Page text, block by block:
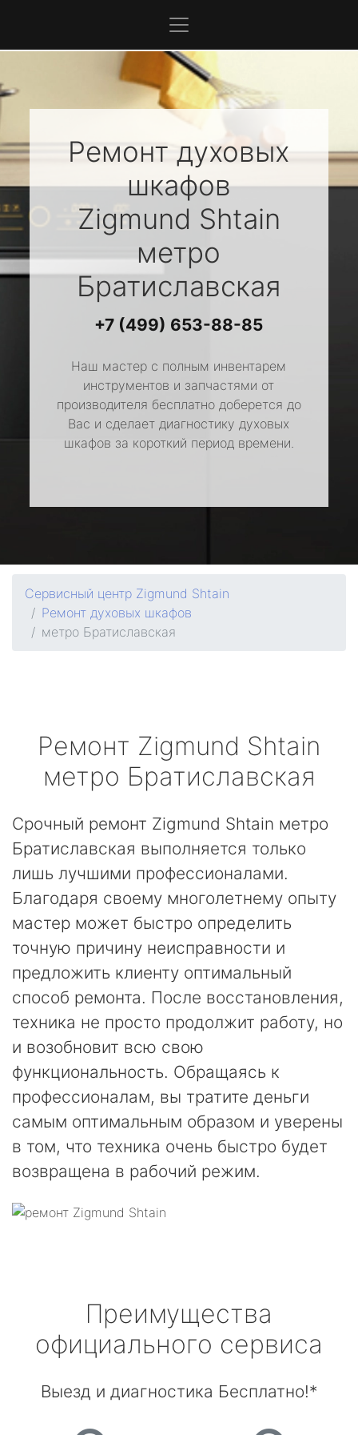
Ремонт духовых
шкафов
Zigmund Shtain
метро
Братиславская
+7 (499) 653-88-85
Наш мастер с полным инвентарем
инструментов и запчастями от
производителя бесплатно доберется до
Вас и сделает диагностику духовых
шкафов за короткий период времени.
Сервисный центр Zigmund Shtain
Ремонт духовых шкафов
метро Братиславская
Ремонт Zigmund Shtain
метро Братиславская
Срочный ремонт Zigmund Shtain метро
Братиславская выполняется только
лишь лучшими профессионалами.
Благодаря своему многолетнему опыту
мастер может быстро определить
точную причину неисправности и
предложить клиенту оптимальный
способ ремонта. После восстановления,
техника не просто продолжит работу, но
и возобновит всю свою
функциональность. Обращаясь к
профессионалам, вы тратите деньги
самым оптимальным образом и уверены
в том, что техника очень быстро будет
возвращена в рабочий режим.
Преимущества
официального сервиса
Выезд и диагностика Бесплатно!*